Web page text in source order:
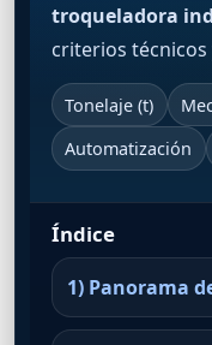
troqueladora
criterios
Tonelaje (t)
Automatización
Índice
1) Panorama